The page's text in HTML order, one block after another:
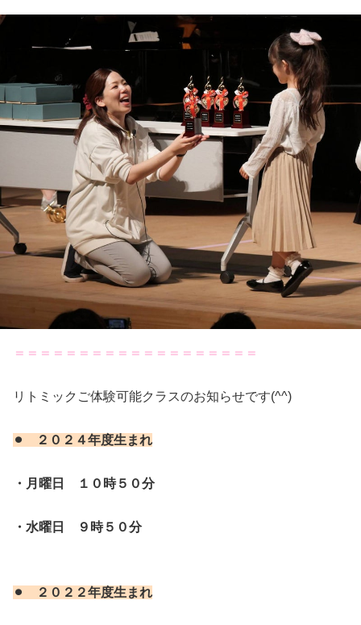
＝＝＝＝＝＝＝＝＝＝＝＝＝＝＝＝＝＝＝
リトミックご体験可能クラスのお知らせです(^^)
⚫︎ ２０２４年度生まれ
・月曜日 １０時５０分
・水曜日 ９時５０分
⚫︎ ２０２２年度生まれ